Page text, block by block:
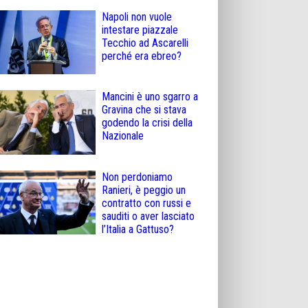
Napoli non vuole
intestare piazzale
Tecchio ad Ascarelli
perché era ebreo?
Mancini è uno sgarro a
Gravina che si stava
godendo la crisi della
Nazionale
Non perdoniamo
Ranieri, è peggio un
contratto con russi e
sauditi o aver lasciato
l’Italia a Gattuso?